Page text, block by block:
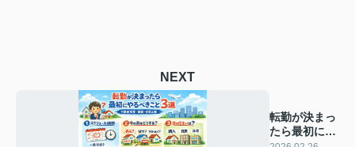
NEXT
転勤が決まっ
たら最初にや